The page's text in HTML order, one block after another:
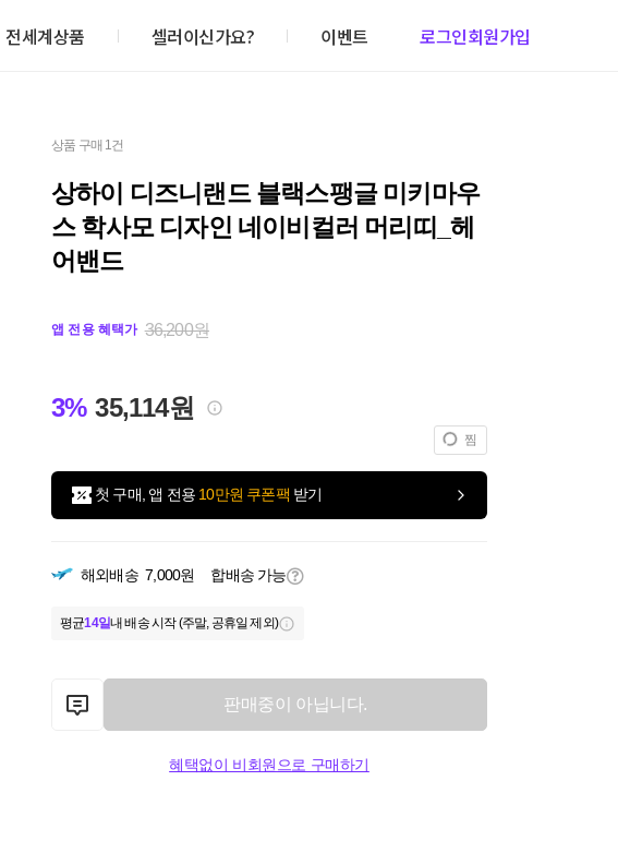
전세계상품 셀러이신가요? 이벤트 로그인회원가입
상품 구매 1건
상하이 디즈니랜드 블랙스팽글 미키마우
스 학사모 디자인 네이비컬러 머리띠_헤
어밴드
앱 전용 혜택가 36,200원
3% 35,114원
찜
첫 구매, 앱 전용 10만원 쿠폰팩 받기
해외배송 7,000원 합배송 가능
평균14일내 배송 시작 (주말, 공휴일 제외)
판매중이 아닙니다.
혜택없이 비회원으로 구매하기